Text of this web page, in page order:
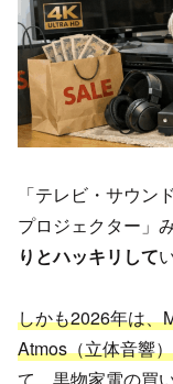
「テレビ・サウン
プロジェクター」
りとハッキリして
しかも2026年は、
Atmos（立体音響
て、黒物家電の買